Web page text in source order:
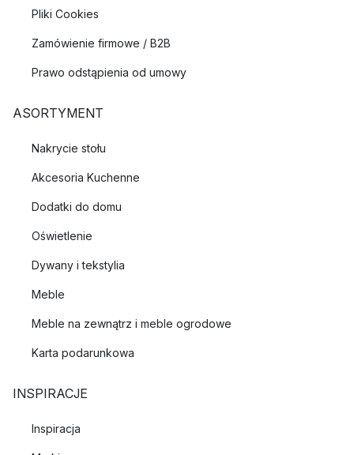
Pliki Cookies
Zamówienie firmowe / B2B
Prawo odstąpienia od umowy
ASORTYMENT
Nakrycie stołu
Akcesoria Kuchenne
Dodatki do domu
Oświetlenie
Dywany i tekstylia
Meble
Meble na zewnątrz i meble ogrodowe
Karta podarunkowa
INSPIRACJE
Inspiracja